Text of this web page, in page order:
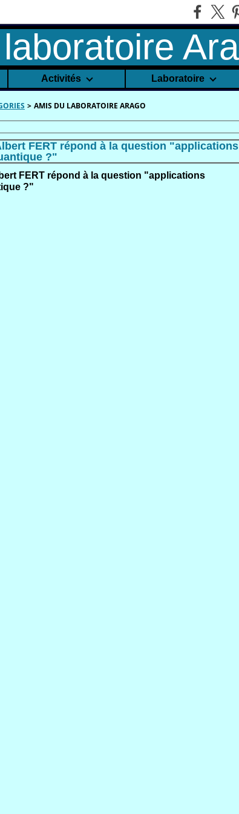
Activités Laboratoire
> AMIS DU LABORATOIRE ARAGO
FERT répond à la question "applications
?"